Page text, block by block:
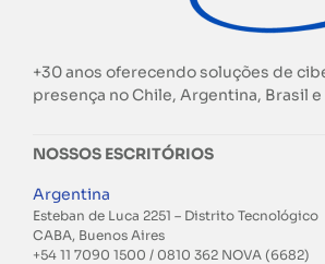
+30 anos oferecendo soluções de
presença no Chile, Argentina, Brasil e
NOSSOS ESCRITÓRIOS
Argentina
Esteban de Luca 2251 – Distrito Tecnológico
CABA, Buenos Aires
+54 11 7090 1500 / 0810 362 NOVA (6682)